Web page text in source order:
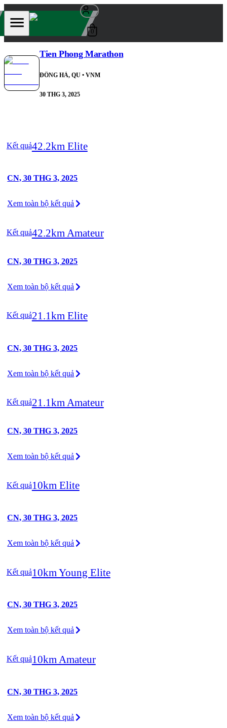
0
Tien Phong Marathon
ĐÔNG HÀ, QU • VNM
30 THG 3, 2025
Kết quả42.2km Elite
CN, 30 THG 3, 2025
Xem toàn bộ kết quả
Kết quả42.2km Amateur
CN, 30 THG 3, 2025
Xem toàn bộ kết quả
Kết quả21.1km Elite
CN, 30 THG 3, 2025
Xem toàn bộ kết quả
Kết quả21.1km Amateur
CN, 30 THG 3, 2025
Xem toàn bộ kết quả
Kết quả10km Elite
CN, 30 THG 3, 2025
Xem toàn bộ kết quả
Kết quả10km Young Elite
CN, 30 THG 3, 2025
Xem toàn bộ kết quả
Kết quả10km Amateur
CN, 30 THG 3, 2025
Xem toàn bộ kết quả